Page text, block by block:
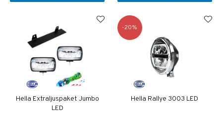
Hella Extraljuspaket Jumbo
LED
20
Hella Rallye 3003 LED